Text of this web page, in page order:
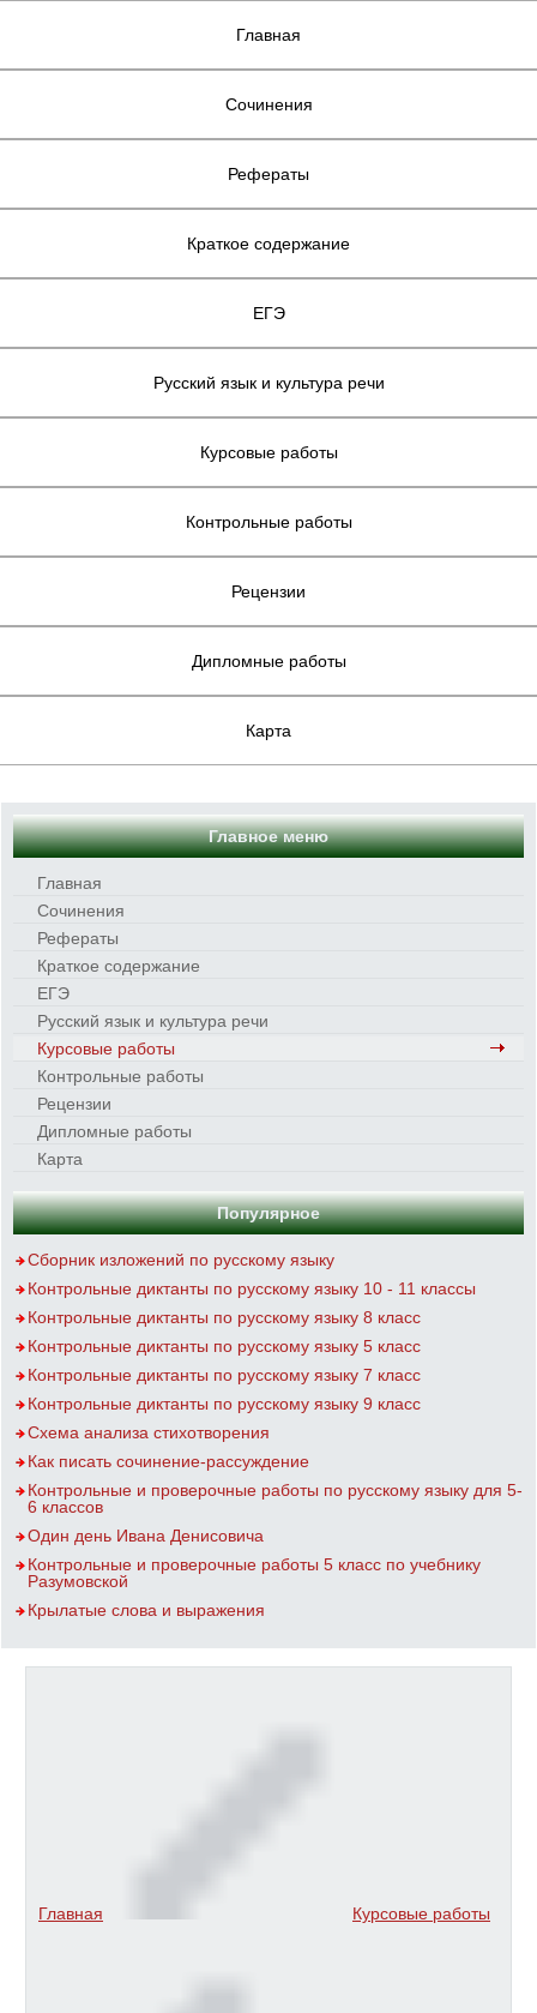
Главная
Сочинения
Рефераты
Краткое содержание
ЕГЭ
Русский язык и культура речи
Курсовые работы
Контрольные работы
Рецензии
Дипломные работы
Карта
Главное меню
Главная
Сочинения
Рефераты
Краткое содержание
ЕГЭ
Русский язык и культура речи
Курсовые работы
Контрольные работы
Рецензии
Дипломные работы
Карта
Популярное
Сборник изложений по русскому языку
Контрольные диктанты по русскому языку 10 - 11 классы
Контрольные диктанты по русскому языку 8 класс
Контрольные диктанты по русскому языку 5 класс
Контрольные диктанты по русскому языку 7 класс
Контрольные диктанты по русскому языку 9 класс
Схема анализа стихотворения
Как писать сочинение-рассуждение
Контрольные и проверочные работы по русскому языку для 5-
6 классов
Один день Ивана Денисовича
Контрольные и проверочные работы 5 класс по учебнику
Разумовской
Крылатые слова и выражения
Главная Курсовые работы